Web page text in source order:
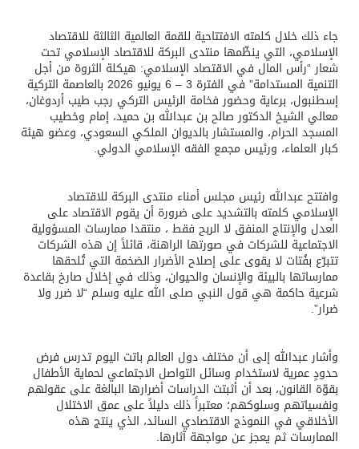
جاء ذلك خلال كلمته الافتتاحية للقمة العالمية الثالثة للاقتصاد
الإسلامي، التي ينظّمها منتدى البركة للاقتصاد الإسلامي تحت
شعار “رأس المال في الاقتصاد الإسلامي: هيكلة الثروة من أجل
التنمية المستدامة” في الفترة 3 – 6 يونيو 2026 بالعاصمة التركية
إسطنبول، برعاية وحضور فخامة الرئيس التركي رجب طيب أردوغان،
معالي الشيخ الدكتور صالح بن عبدالله بن حميد، إمام وخطيب
المسجد الحرام، والمستشار بالديوان الملكي السعودي، وعضو هيئة
كبار العلماء، ورئيس مجمع الفقه الإسلامي الدولي.
وافتتح عبدالله رئيس مجلس أمناء منتدى البركة للاقتصاد
الإسلامي كلمته بالتشديد على ضرورة أن يقوم الاقتصاد على
العدل والإنتاج المنفق لا الربح فقط ، منتقدا ممارسات المسؤولية
الاجتماعية للشركات في صورتها الراهنة، قائلاً إن هذه الشركات
تتبرّع بفُتات لا يقوى على إصلاح الأضرار الضخمة التي تُلحقها
ممارساتها بالبيئة والإنسان والحيوان، وذلك في إخلال صارخ بقاعدة
شرعية حاكمة هي قول النبي صلى الله عليه وسلم “لا ضرر ولا
ضرار”.
وأشار عبدالله إلى أن مختلف دول العالم باتت اليوم تدرس فرض
حدودٍ عمرية لاستخدام وسائل التواصل الاجتماعي لحماية الأطفال
بقوّة القانون، بعد أن أثبتت الدراسات أضرارها البالغة على عقولهم
ونفسياتهم وسلوكهم؛ معتبراً ذلك دليلاً على عمق الاختلال
الأخلاقي في النموذج الاقتصادي السائد، الذي ينتج هذه
الممارسات ثم يعجز عن مواجهة آثارها.